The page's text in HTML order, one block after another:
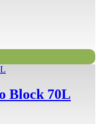
Block 70L